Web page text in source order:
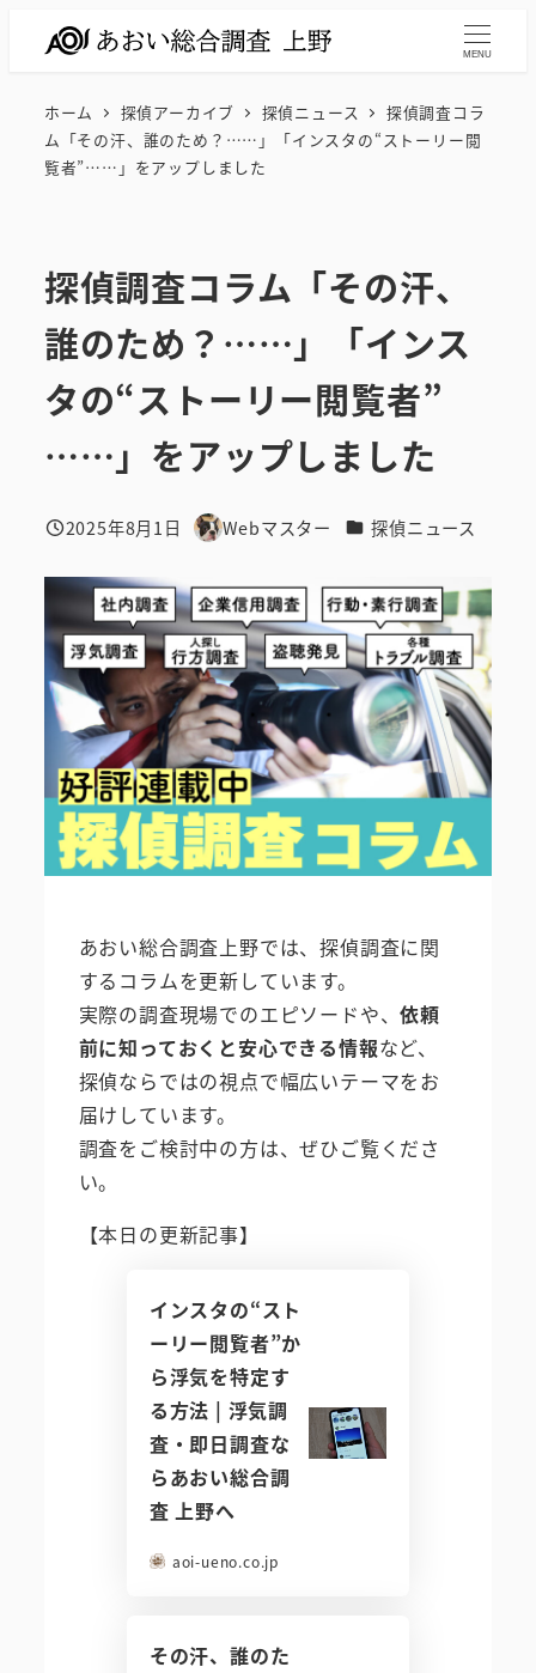
MENU
ホーム 探偵アーカイブ 探偵ニュース
探偵調査コラ
ム「その汗、誰のため？……」「インスタの“ストーリー閲
覧者”……」をアップしました
探偵調査コラム「その汗、
誰のため？……」「インス
タの“ストーリー閲覧者”
……」をアップしました
投稿日
2025年8月1日
著
Webマスター カテゴリー
探偵ニュース
あおい総合調査上野では、探偵調査に関
するコラムを更新しています。
実際の調査現場でのエピソードや、依頼
前に知っておくと安心できる情報など、
探偵ならではの視点で幅広いテーマをお
届けしています。
調査をご検討中の方は、ぜひご覧くださ
い。
【本日の更新記事】
インスタの“スト
ーリー閲覧者”か
ら浮気を特定す
る方法 | 浮気調
査・即日調査な
らあおい総合調
査 上野へ
aoi-ueno.co.jp
その汗、誰のた